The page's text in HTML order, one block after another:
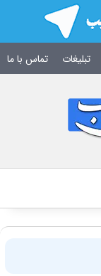
تبلیغات تماس با ما